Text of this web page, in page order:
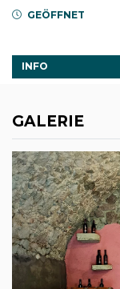
GEÖFFNET
INFO
GALERIE